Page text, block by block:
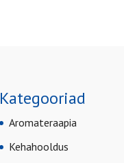
Kategooriad
Aromateraapia
Kehahooldus